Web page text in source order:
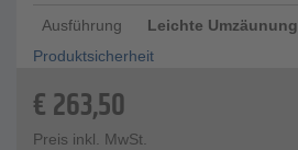
Ausführung
Leichte Umzäunung
Produktsicherheit
€263,50
Preis inkl. MwSt.